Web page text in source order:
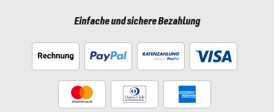
Einfache und sichere Bezahlung